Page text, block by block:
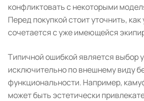
конфликтовать с некоторыми
Перед покупкой стоит уточнить,
сочетается с уже имеющейся
Типичной ошибкой является выбор
исключительно по внешнему виду
функциональности. Например,
может быть эстетически